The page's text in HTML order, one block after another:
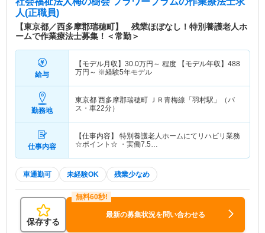
人(正職員)
【東京都／西多摩郡瑞穂町】 残業ほぼなし！特別養護老人ホ
ームで作業療法士募集！＜常勤＞
給与
【モデル月収】 30.0万円～ 程度 【モデル年収】 488
万円～ ※経験5年モデル
勤務地
東京都 西多摩郡瑞穂町 ＪＲ青梅線「羽村駅」（バ
ス・車22分）
仕事内容
【仕事内容】 特別養護老人ホームにてリハビリ業務
☆ポイント☆ ・実働7.5…
車通勤可 未経験OK 残業少なめ
保存する
最新の募集状況を問い合わせる